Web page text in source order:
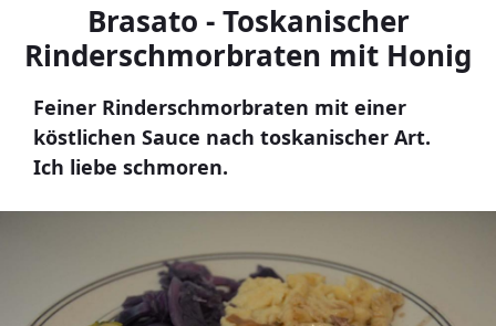
Brasato - Toskanischer
Rinderschmorbraten mit Honig
Feiner Rinderschmorbraten mit einer
köstlichen Sauce nach toskanischer Art.
Ich liebe schmoren.